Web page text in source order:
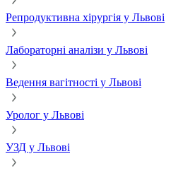
Репродуктивна хірургія у Львові
Лабораторні аналізи у Львові
Ведення вагітності у Львові
Уролог у Львові
УЗД у Львові